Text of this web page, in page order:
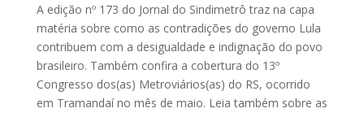
A edição nº 173 do Jornal do Sindimetrô traz na capa
matéria sobre como as contradições do governo Lula
contribuem com a desigualdade e indignação do povo
brasileiro. Também confira a cobertura do 13º
Congresso dos(as) Metroviários(as) do RS, ocorrido
em Tramandaí no mês de maio. Leia também sobre as